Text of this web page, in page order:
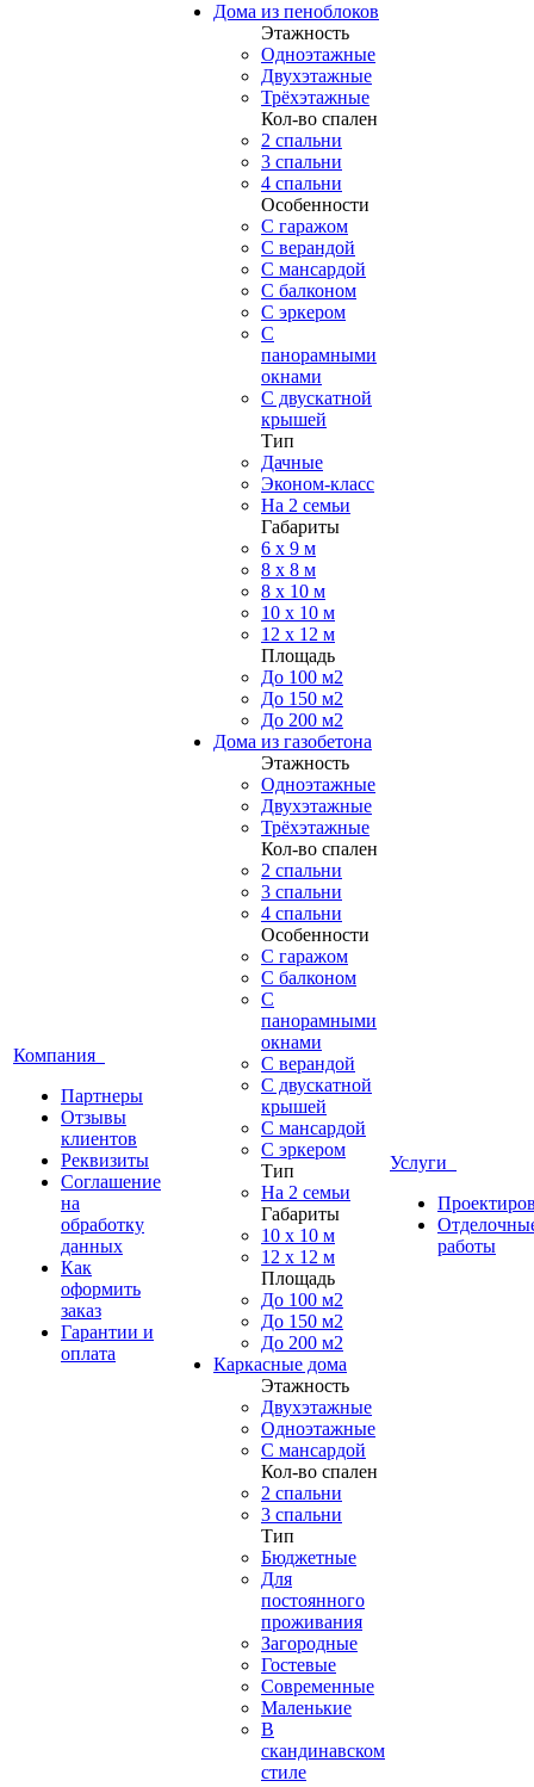
Компания
Партнеры
Отзывы
клиентов
Реквизиты
Соглашение
на
обработку
данных
Как
оформить
заказ
Гарантии и
оплата
Дома из пеноблоков
Этажность
Одноэтажные
Двухэтажные
Трёхэтажные
Кол-во спален
2 спальни
3 спальни
4 спальни
Особенности
С гаражом
С верандой
С мансардой
С балконом
C эркером
С
панорамными
окнами
С двускатной
крышей
Тип
Дачные
Эконом-класс
На 2 семьи
Габариты
6 x 9 м
8 x 8 м
8 x 10 м
10 x 10 м
12 x 12 м
Площадь
До 100 м2
До 150 м2
До 200 м2
Дома из газобетона
Этажность
Одноэтажные
Двухэтажные
Трёхэтажные
Кол-во спален
2 спальни
3 спальни
4 спальни
Особенности
С гаражом
С балконом
С
панорамными
окнами
С верандой
С двускатной
крышей
С мансардой
С эркером
Тип
На 2 семьи
Габариты
10 x 10 м
12 x 12 м
Площадь
До 100 м2
До 150 м2
До 200 м2
Каркасные дома
Этажность
Двухэтажные
Одноэтажные
С мансардой
Кол-во спален
2 спальни
3 спальни
Тип
Бюджетные
Для
постоянного
проживания
Загородные
Гостевые
Современные
Маленькие
В
скандинавском
стиле
Услуги
работы